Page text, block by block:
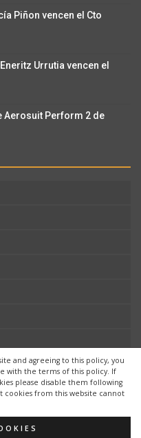
and agreeing to this policy, you
with the terms of this policy. If
please disable them following
cookies from this website cannot
Piñon vencen el Cto
Urrutia vencen el
Aerosuit Perform 2 de
los derechos reservados.
Whyaweb.es